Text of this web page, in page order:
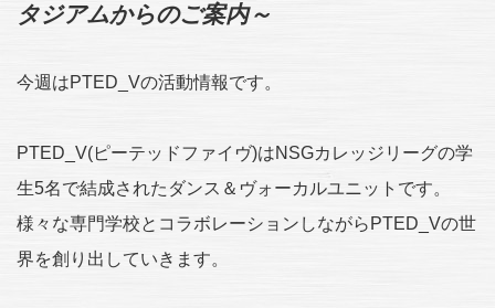
タジアムからのご案内～
今週はPTED_Vの活動情報です。
PTED_V(ピーテッドファイヴ)はNSGカレッジリーグの学
生5名で結成されたダンス＆ヴォーカルユニットです。
様々な専門学校とコラボレーションしながらPTED_Vの世
界を創り出していきます。